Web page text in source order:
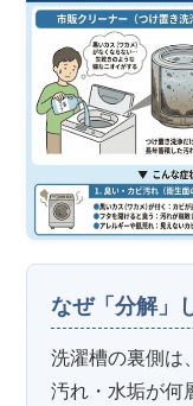
なぜ「分解」
洗濯槽の裏側は
汚れ・水垢が何